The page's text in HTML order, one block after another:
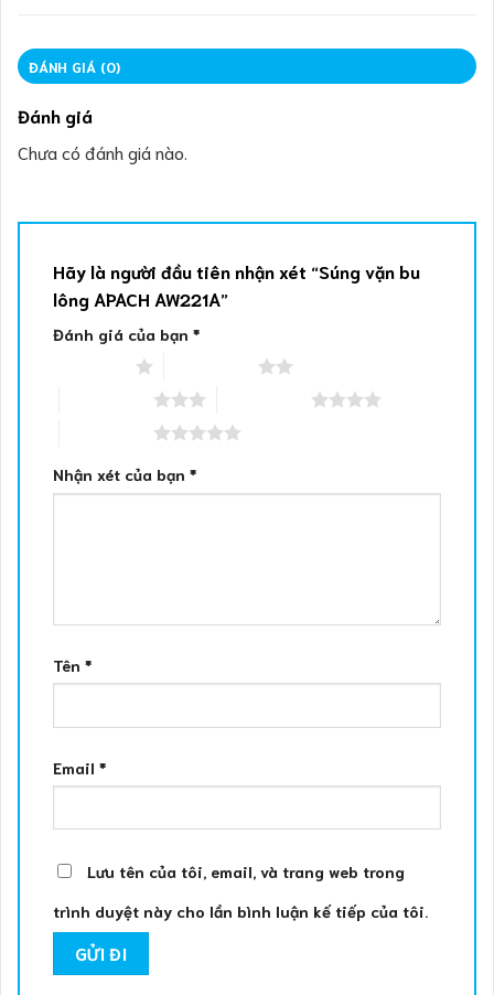
ĐÁNH GIÁ (0)
Đánh giá
Chưa có đánh giá nào.
Hãy là người đầu tiên nhận xét “Súng vặn bu
lông APACH AW221A”
Đánh giá của bạn *
Nhận xét của bạn *
Tên *
Email *
Lưu tên của tôi, email, và trang web trong
trình duyệt này cho lần bình luận kế tiếp của tôi.